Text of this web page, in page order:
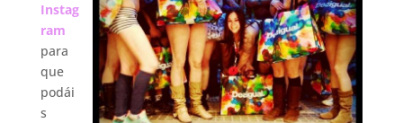
Instag
ram
para
que
podái
s